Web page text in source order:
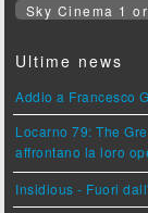
Sky Cinema 1
Ultime news
Addio a Francesco
Locarno 79: The
affrontano la loro
Insidious - Fuori